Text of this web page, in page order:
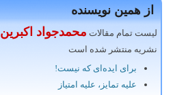
از همین نویسنده
لیست تمام مقالات محمد‌جواد اکبرین
نشریه منتشر شده است
برای ایده‌ای که نیست!
علیه تمایز، علیه امتیاز